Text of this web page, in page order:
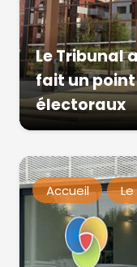
Le Tribunal
fait un point
électoraux
Accueil